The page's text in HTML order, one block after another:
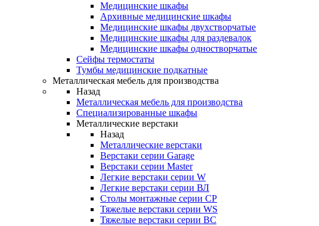
Медицинские шкафы
Архивные медицинские шкафы
Медицинские шкафы двухстворчатые
Медицинские шкафы для раздевалок
Медицинские шкафы одностворчатые
Сейфы термостаты
Тумбы медицинские подкатные
Металлическая мебель для производства
Назад
Металлическая мебель для производства
Cпециализированные шкафы
Металлические верстаки
Назад
Металлические верстаки
Верстаки серии Garage
Верстаки серии Master
Легкие верстаки серии W
Легкие верстаки серии ВЛ
Столы монтажные серии СР
Тяжелые верстаки серии WS
Тяжелые верстаки серии ВС